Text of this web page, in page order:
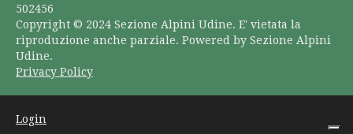
502456
Copyright © 2024 Sezione Alpini Udine. E' vietata la
riproduzione anche parziale. Powered by Sezione Alpini
Udine.
Privacy Policy
Login